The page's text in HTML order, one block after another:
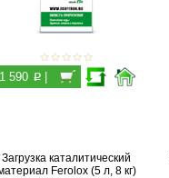
1 590 p|
Загрузка каталитический
Ferolox (5 л, 8 кг)